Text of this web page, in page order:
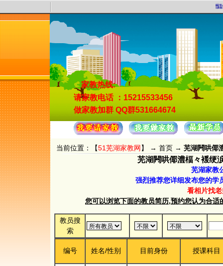
51合
家教热线:
请家教电话 ：15215533456
做家教加群 QQ群531664674
当前位置：【51芜湖家教网】 → 首页 → 芜湖闁哄倻
芜湖闁哄倻澧楅々褑绠
芜湖家教
强烈推荐您详细发布您的学
看相片找
您可以浏览下面的教员简历,预约您认为合
教员搜
索
编号 姓名/性别 目前身份 授课科目